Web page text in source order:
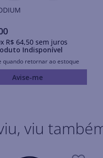
x R$ 64,50sem juros
Indisponível
quando retornar ao estoque
Avise-me
viu